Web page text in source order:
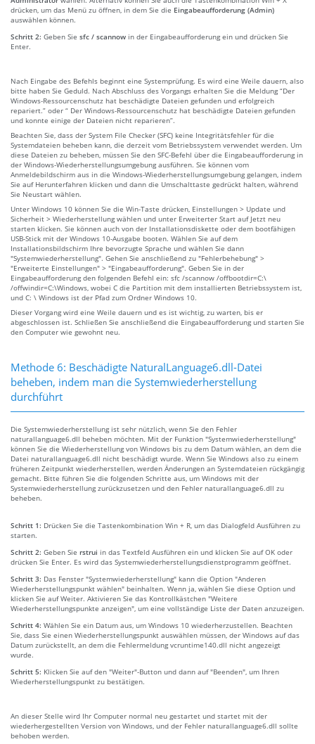
drücken, um das Menü zu öffnen, in dem Sie die Eingabeaufforderung (Admin)
auswählen können.
Schritt 2: Geben Sie sfc / scannow in der Eingabeaufforderung ein und drücken Sie
Enter.
Nach Eingabe des Befehls beginnt eine Systemprüfung. Es wird eine Weile dauern, also
bitte haben Sie Geduld. Nach Abschluss des Vorgangs erhalten Sie die Meldung “Der
Windows-Ressourcenschutz hat beschädigte Dateien gefunden und erfolgreich
repariert.” oder “ Der Windows-Ressourcenschutz hat beschädigte Dateien gefunden
und konnte einige der Dateien nicht reparieren”.
Beachten Sie, dass der System File Checker (SFC) keine Integritätsfehler für die
Systemdateien beheben kann, die derzeit vom Betriebssystem verwendet werden. Um
diese Dateien zu beheben, müssen Sie den SFC-Befehl über die Eingabeaufforderung in
der Windows-Wiederherstellungsumgebung ausführen. Sie können vom
Anmeldebildschirm aus in die Windows-Wiederherstellungsumgebung gelangen, indem
Sie auf Herunterfahren klicken und dann die Umschalttaste gedrückt halten, während
Sie Neustart wählen.
Unter Windows 10 können Sie die Win-Taste drücken, Einstellungen > Update und
Sicherheit > Wiederherstellung wählen und unter Erweiterter Start auf Jetzt neu
starten klicken. Sie können auch von der Installationsdiskette oder dem bootfähigen
USB-Stick mit der Windows 10-Ausgabe booten. Wählen Sie auf dem
Installationsbildschirm Ihre bevorzugte Sprache und wählen Sie dann
"Systemwiederherstellung". Gehen Sie anschließend zu "Fehlerbehebung" >
"Erweiterte Einstellungen" > "Eingabeaufforderung". Geben Sie in der
Eingabeaufforderung den folgenden Befehl ein: sfc /scannow /offbootdir=C:\
/offwindir=C:\Windows, wobei C die Partition mit dem installierten Betriebssystem ist,
und C: \ Windows ist der Pfad zum Ordner Windows 10.
Dieser Vorgang wird eine Weile dauern und es ist wichtig, zu warten, bis er
abgeschlossen ist. Schließen Sie anschließend die Eingabeaufforderung und starten Sie
den Computer wie gewohnt neu.
Methode 6: Beschädigte NaturalLanguage6.dll-Datei
beheben, indem man die Systemwiederherstellung
durchführt
Die Systemwiederherstellung ist sehr nützlich, wenn Sie den Fehler
naturallanguage6.dll beheben möchten. Mit der Funktion "Systemwiederherstellung"
können Sie die Wiederherstellung von Windows bis zu dem Datum wählen, an dem die
Datei naturallanguage6.dll nicht beschädigt wurde. Wenn Sie Windows also zu einem
früheren Zeitpunkt wiederherstellen, werden Änderungen an Systemdateien rückgängig
gemacht. Bitte führen Sie die folgenden Schritte aus, um Windows mit der
Systemwiederherstellung zurückzusetzen und den Fehler naturallanguage6.dll zu
beheben.
Schritt 1: Drücken Sie die Tastenkombination Win + R, um das Dialogfeld Ausführen zu
starten.
Schritt 2: Geben Sie rstrui in das Textfeld Ausführen ein und klicken Sie auf OK oder
drücken Sie Enter. Es wird das Systemwiederherstellungsdienstprogramm geöffnet.
Schritt 3: Das Fenster "Systemwiederherstellung" kann die Option "Anderen
Wiederherstellungspunkt wählen" beinhalten. Wenn ja, wählen Sie diese Option und
klicken Sie auf Weiter. Aktivieren Sie das Kontrollkästchen "Weitere
Wiederherstellungspunkte anzeigen", um eine vollständige Liste der Daten anzuzeigen.
Schritt 4: Wählen Sie ein Datum aus, um Windows 10 wiederherzustellen. Beachten
Sie, dass Sie einen Wiederherstellungspunkt auswählen müssen, der Windows auf das
Datum zurückstellt, an dem die Fehlermeldung vcruntime140.dll nicht angezeigt
wurde.
Schritt 5: Klicken Sie auf den "Weiter"-Button und dann auf "Beenden", um Ihren
Wiederherstellungspunkt zu bestätigen.
An dieser Stelle wird Ihr Computer normal neu gestartet und startet mit der
wiederhergestellten Version von Windows, und der Fehler naturallanguage6.dll sollte
behoben werden.